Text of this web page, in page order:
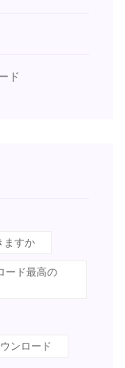
ド
ますか
ード最高の
ンロード